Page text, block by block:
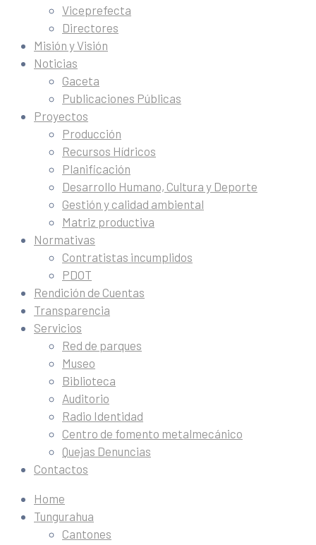
Viceprefecta
Directores
Misión y Visión
Noticias
Gaceta
Publicaciones Públicas
Proyectos
Producción
Recursos Hídricos
Planificación
Desarrollo Humano, Cultura y Deporte
Gestión y calidad ambiental
Matriz productiva
Normativas
Contratistas incumplidos
PDOT
Rendición de Cuentas
Transparencia
Servicios
Red de parques
Museo
Biblioteca
Auditorio
Radio Identidad
Centro de fomento metalmecánico
Quejas Denuncias
Contactos
Home
Tungurahua
Cantones